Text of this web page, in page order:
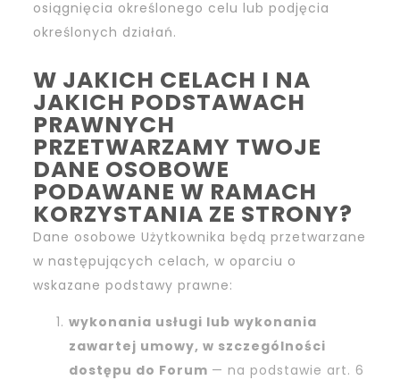
osiągnięcia określonego celu lub podjęcia
określonych działań.
W JAKICH CELACH I NA
JAKICH PODSTAWACH
PRAWNYCH
PRZETWARZAMY TWOJE
DANE OSOBOWE
PODAWANE W RAMACH
KORZYSTANIA ZE STRONY?
Dane osobowe Użytkownika będą przetwarzane
w następujących celach, w oparciu o
wskazane podstawy prawne:
wykonania usługi lub wykonania
zawartej umowy, w szczególności
dostępu do Forum — na podstawie art. 6